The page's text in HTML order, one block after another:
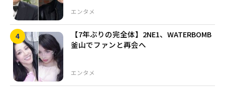
エンタメ
エンタメ
【7年ぶりの完全体】2NE1、WATERBOMB
釜山でファンと再会へ